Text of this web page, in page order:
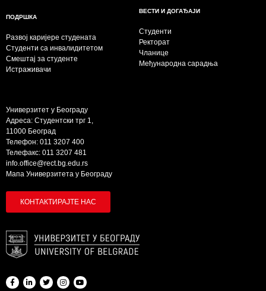
ПОДРШКА
Развој каријере студената
Студенти са инвалидитетом
Смештај за студенте
Истраживачи
ВЕСТИ И ДОГАЂАЈИ
Студенти
Ректорат
Чланице
Међународна сарадња
Универзитет у Београду
Адреса: Студентски трг 1,
11000 Београд
Телефон: 011 3207 400
Телефакс: 011 3207 481
info.office@rect.bg.edu.rs
Мапа Универзитета у Београду
КОНТАКТИРАЈТЕ НАС